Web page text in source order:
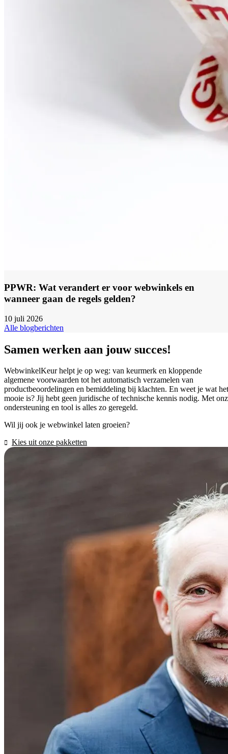
PPWR: Wat verandert er voor webwinkels en
wanneer gaan de regels gelden?
10 juli 2026
Alle blogberichten
Samen werken aan jouw succes!
WebwinkelKeur helpt je op weg: van keurmerk en kloppende
algemene voorwaarden tot het automatisch verzamelen van
productbeoordelingen en bemiddeling bij klachten. En weet je wat het
mooie is? Jij hebt geen juridische of technische kennis nodig. Met
ondersteuning en tool is alles zo geregeld.
Wil jij ook je webwinkel laten groeien?
Kies uit onze pakketten